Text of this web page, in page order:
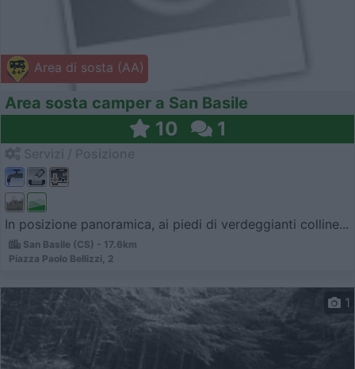
Area di sosta (AA)
Area sosta camper a San Basile
10 1
In posizione panoramica, ai piedi di verdeggianti colline...
San Basile (CS) - 17.6km
Piazza Paolo Bellizzi, 2
1